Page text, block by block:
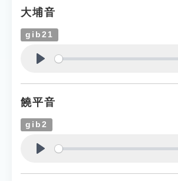
大埔音
gib21
饒平音
gib2